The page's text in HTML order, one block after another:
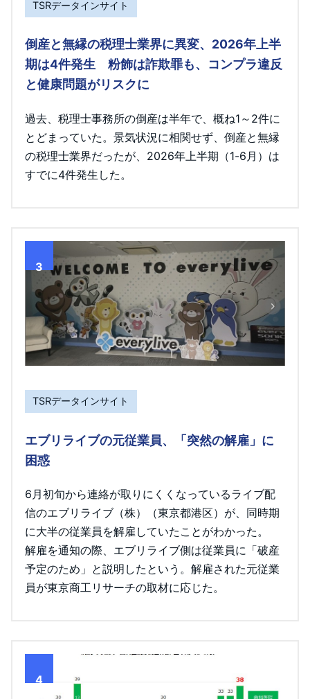
TSRデータインサイト
倒産と無縁の税理士業界に異変、2026年上半
期は4件発生 粉飾は詐欺罪も、コンプラ違反
と健康問題がリスクに
過去、税理士事務所の倒産は半年で、概ね1～2件に
とどまっていた。景気状況に相関せず、倒産と無縁
の税理士業界だったが、2026年上半期（1-6月）は
すでに4件発生した。
3
TSRデータインサイト
エブリライブの元従業員、「突然の解雇」に
困惑
6月初旬から連絡が取りにくくなっているライブ配
信のエブリライブ（株）（東京都港区）が、同時期
に大半の従業員を解雇していたことがわかった。
解雇を通知の際、エブリライブ側は従業員に「破産
予定のため」と説明したという。解雇された元従業
員が東京商工リサーチの取材に応じた。
4